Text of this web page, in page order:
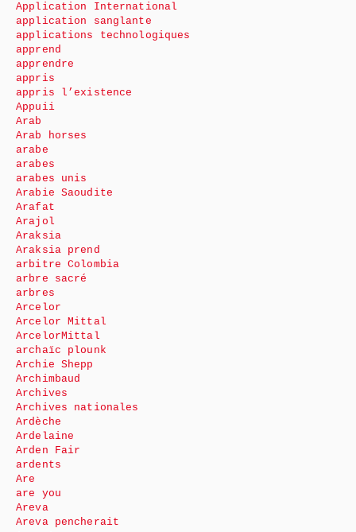
Application International
application sanglante
applications technologiques
apprend
apprendre
appris
appris l’existence
Appuii
Arab
Arab horses
arabe
arabes
arabes unis
Arabie Saoudite
Arafat
Arajol
Araksia
Araksia prend
arbitre Colombia
arbre sacré
arbres
Arcelor
Arcelor Mittal
ArcelorMittal
archaïc plounk
Archie Shepp
Archimbaud
Archives
Archives nationales
Ardèche
Ardelaine
Arden Fair
ardents
Are
are you
Areva
Areva pencherait